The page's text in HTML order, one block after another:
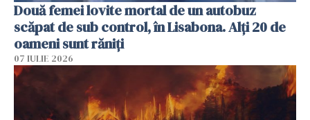
Două femei lovite mortal de un autobuz
scăpat de sub control, în Lisabona. Alți 20 de
oameni sunt răniți
07 IULIE 2026